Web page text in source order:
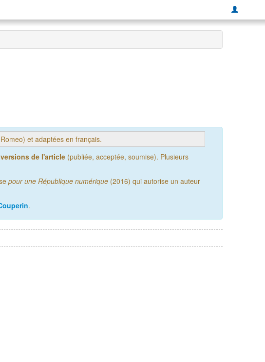
et adaptées en français.
de l'article (publiée, acceptée, soumise). Plusieurs
pour une République numérique (2016) qui autorise un auteur
.